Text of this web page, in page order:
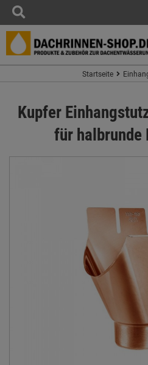
Startseite
Kupfer
für halbrunde